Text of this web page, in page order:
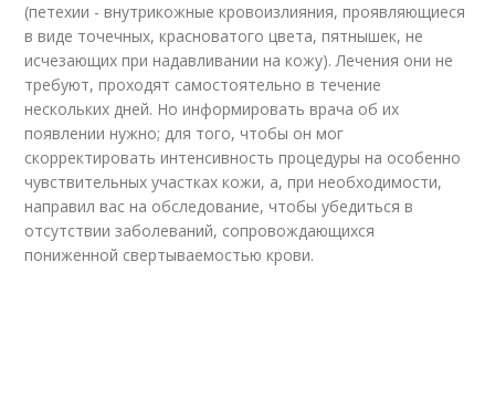
(петехии - внутрикожные кровоизлияния, проявляющиеся
в виде точечных, красноватого цвета, пятнышек, не
исчезающих при надавливании на кожу). Лечения они не
требуют, проходят самостоятельно в течение
нескольких дней. Но информировать врача об их
появлении нужно; для того, чтобы он мог
скорректировать интенсивность процедуры на особенно
чувствительных участках кожи, а, при необходимости,
направил вас на обследование, чтобы убедиться в
отсутствии заболеваний, сопровождающихся
пониженной свертываемостью крови.